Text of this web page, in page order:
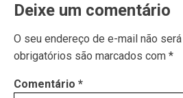
Deixe um comentário
O seu endereço de e-mail não
obrigatórios são marcados com *
Comentário *